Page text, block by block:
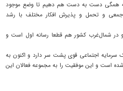
همگی دست به دست هم دهیم تا وضع موجود
جمعی و تحمل و پذیرش افکار مختلف با رشد
و در شمال‌غرب کشور هم قطعا رسانه اول است و
سرمایه اجتماعی قوی پشت سر دارد و اکنون به
است و این موفقیت را به مجموعه فعالان این